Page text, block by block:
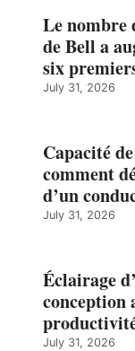
Le nombre
de Bell a
six
July 31, 2026
Capacité
comment
d’un
July 31, 2026
Éclairage
conception
July 31, 2026